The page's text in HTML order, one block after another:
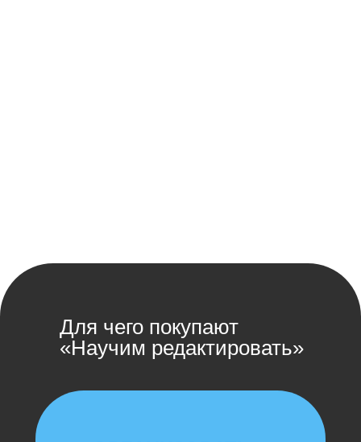
Для чего покупают
«Научим редактировать»